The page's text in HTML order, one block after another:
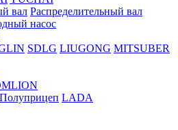
вал Распределительный вал
насос
SDLG LIUGONG MITSUBER
Полуприцеп LADA